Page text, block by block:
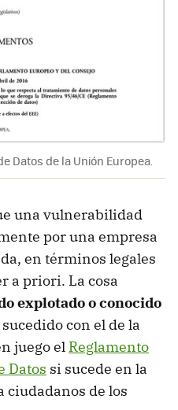
Datos de la Unión Europea.
una vulnerabilidad
por una empresa
en términos legales
a priori. La cosa
explotado o conocido
con el de la
juego el Reglamento
Datos si sucede en la
ciudadanos de los